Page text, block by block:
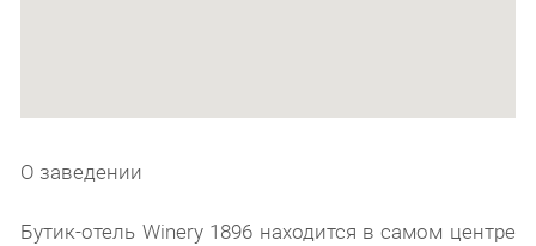
О заведении
Бутик-отель Winery 1896 находится в самом центре